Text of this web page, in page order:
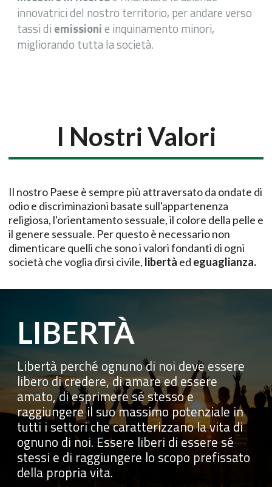
innovatrici del nostro territorio, per andare verso
tassi di emissionie inquinamento minori,
migliorando tutta la società.
I Nostri Valori
Il nostro Paese è sempre più attraversato da ondate di
odio e discriminazioni basate sull'appartenenza
religiosa, l'orientamento sessuale, il colore della pelle e
il genere sessuale. Per questo è necessario non
dimenticare quelli che sono i valori fondanti di ogni
società che voglia dirsi civile, libertà ed eguaglianza.
LIBERTÀ
Libertà perché ognuno di noi deve essere
libero di credere, di amare ed essere
amato, di esprimere sé stesso e
raggiungere il suo massimo potenziale in
tutti i settori che caratterizzano la vita di
ognuno di noi. Essere liberi di essere sé
stessi e di raggiungere lo scopo prefissato
della propria vita.